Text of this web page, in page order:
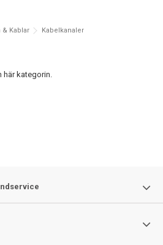
& Kablar Kabelkanaler
här kategorin.